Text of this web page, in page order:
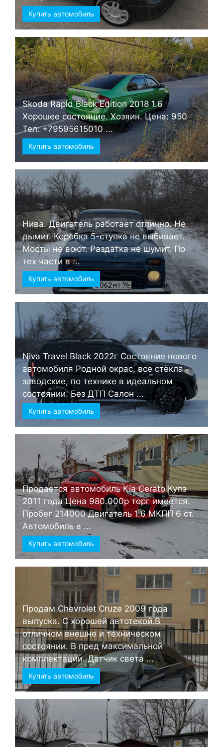
Купить автомобиль
Skoda Rapid Black Edition 2018 1.6
Хорошее состояние. Хозяин. Цена: 950
Тел: +79595615010 ...
Купить автомобиль
Нива. Двигатель работает отлично. Не
дымит. Коробка 5-ступка не выбивает.
Мосты не воют. Раздатка не шумит. По
тех части в ...
Купить автомобиль
Niva Travel Black 2022г Состояние нового
автомобиля Родной окрас, все стёкла
заводские, по технике в идеальном
состоянии. Без ДТП Салон ...
Купить автомобиль
Продается автомобиль Kia Cerato Купэ
2011 года Цена 980.000р торг имеется.
Пробег 214000 Двигатель 1.6 МКПП 6 ст.
Автомобиль в ...
Купить автомобиль
Продам Chevrolet Cruze 2009 года
выпуска. С хорошей автотекой.В
отличном внешне и техническом
состоянии. В пред максимальной
комплектации. Датчик света ...
Купить автомобиль